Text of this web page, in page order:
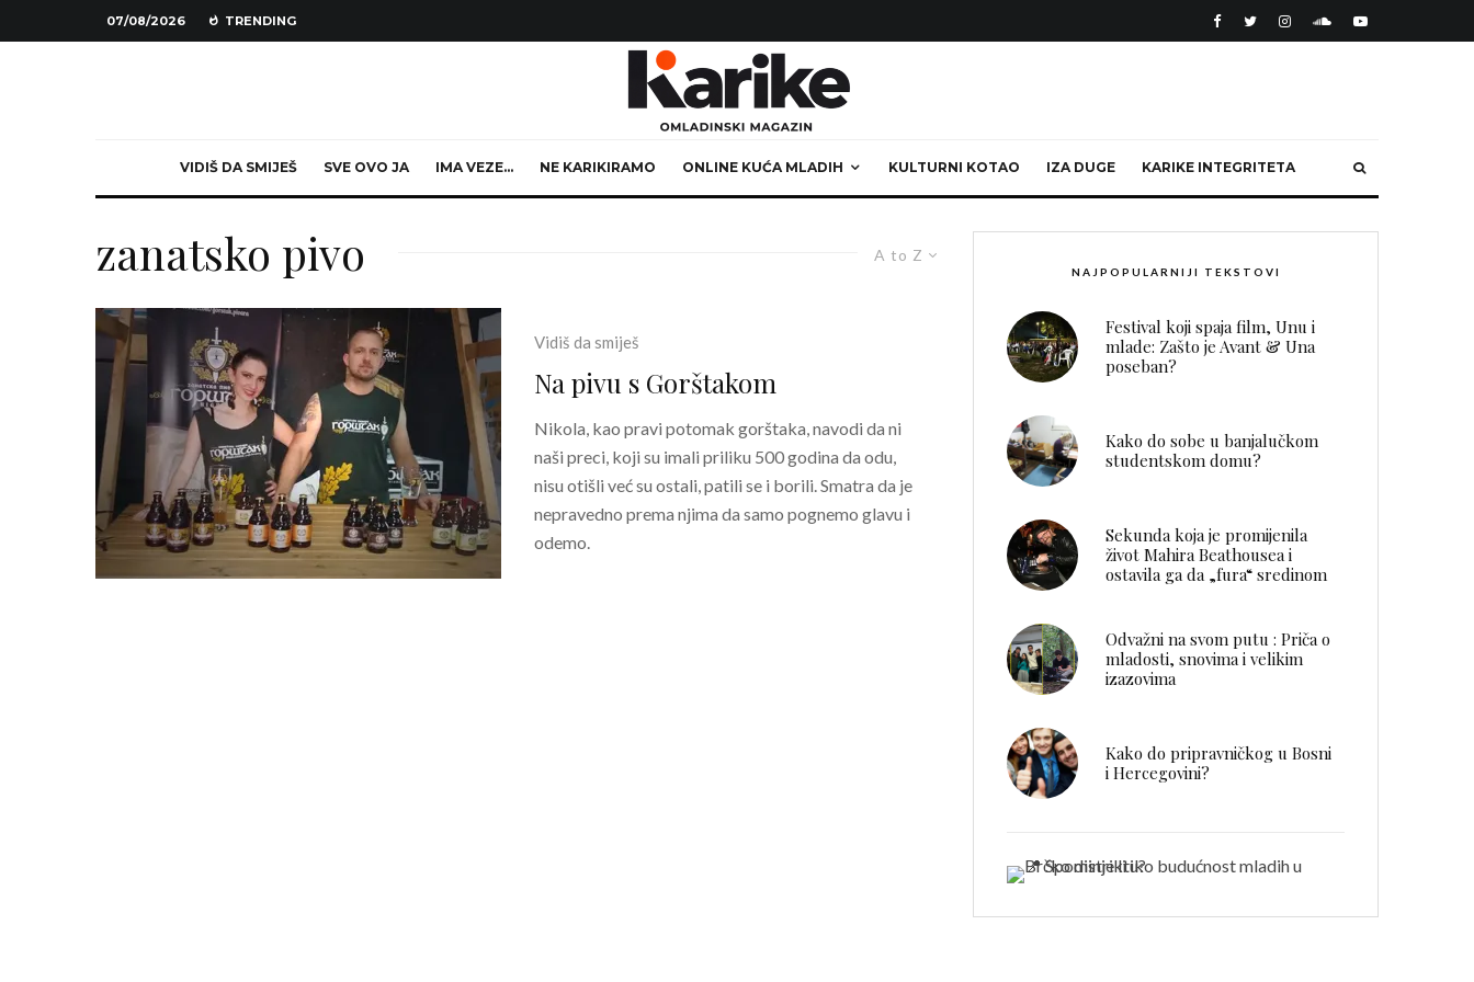
07/08/2026 TRENDING
VIDIŠ DA SMIJEŠ SVE OVO JA IMA VEZE… NE KARIKIRAMO ONLINE KUĆA MLADIH KULTURNI KOTAO IZA DUGE KARIKE INTEGRITETA
A to Z
zanatsko pivo
Vidiš da smiješ
Na pivu s Gorštakom
Nikola, kao pravi potomak gorštaka, navodi da ni
naši preci, koji su imali priliku 500 godina da odu,
nisu otišli već su ostali, patili se i borili. Smatra da je
nepravedno prema njima da samo pognemo glavu i
odemo.
NAJPOPULARNIJI TEKSTOVI
Festival koji spaja film, Unu i
mlade: Zašto je Avant & Una
poseban?
Kako do sobe u banjalučkom
studentskom domu?
Sekunda koja je promijenila
život Mahira Beathousea i
ostavila ga da „fura“ sredinom
Odvažni na svom putu : Priča o
mladosti, snovima i velikim
izazovima
Kako do pripravničkog u Bosni
i Hercegovini?